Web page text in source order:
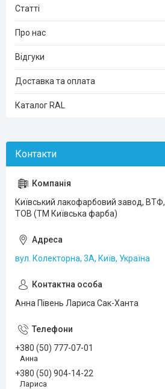
Статті
Про нас
Відгуки
Доставка та оплата
Каталог RAL
Київський лакофарбовий завод, ВТФ,
ТОВ (ТМ Київська фарба)
вул. Колекторна, 3А, Київ, Україна
Анна Півень Лариса Сак-Ханта
+380 (50) 777-07-01
Анна
+380 (50) 904-14-22
Лариса